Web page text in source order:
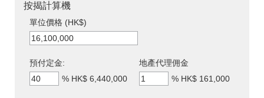
按揭計算機
單位價格 (HK$)
預付定金:
% HK$ 6,440,000
地產代理佣金
% HK$ 161,000